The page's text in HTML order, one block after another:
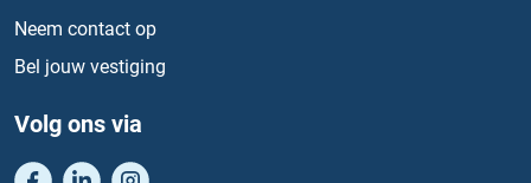
Neem contact op
Bel jouw vestiging
Volg ons via